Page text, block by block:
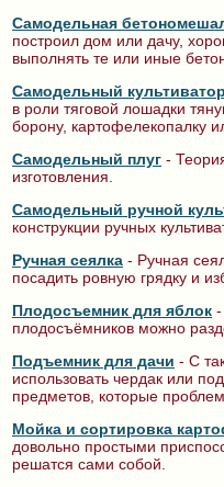
Самодельная
построил дом или дачу,
выполнять те или иные
Самодельный
в роли тяговой лошадки
борону, картофелекопалку
Самодельный плуг -
изготовления.
Самодельный ручной
конструкции ручных
Ручная сеялка - Ручная
посадить ровную грядку и
Плодосъемник для яблок
плодосъёмников можно
Подъемник для дачи - С
использовать чердак или
предметов, которые
Мойка и сортировка
довольно простыми
решатся сами собой.